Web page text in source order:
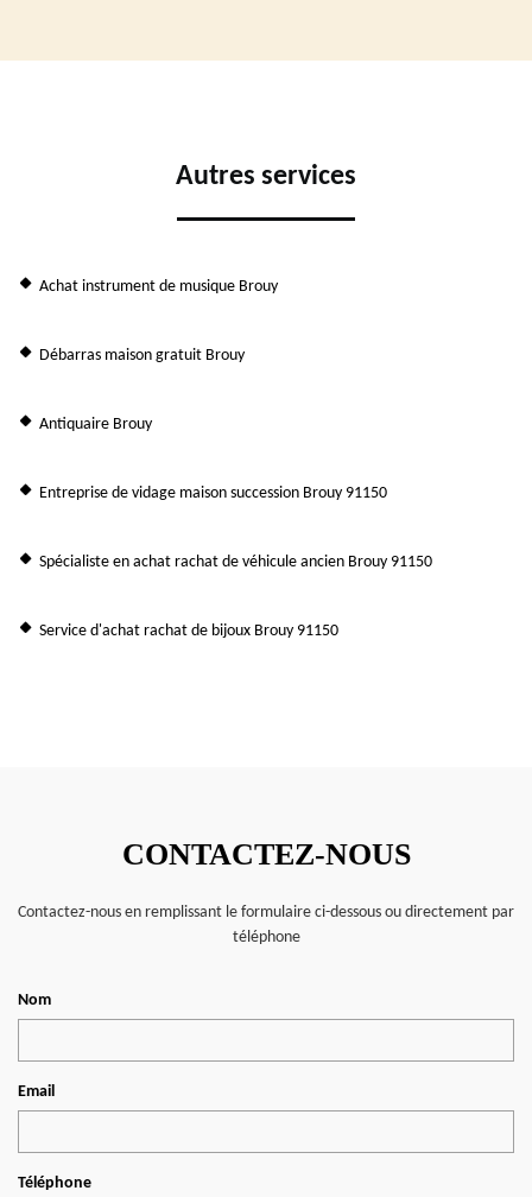
Autres services
Achat instrument de musique Brouy
Débarras maison gratuit Brouy
Antiquaire Brouy
Entreprise de vidage maison succession Brouy 91150
Spécialiste en achat rachat de véhicule ancien Brouy 91150
Service d'achat rachat de bijoux Brouy 91150
CONTACTEZ-NOUS
Contactez-nous en remplissant le formulaire ci-dessous ou directement par
téléphone
Nom
Email
Téléphone